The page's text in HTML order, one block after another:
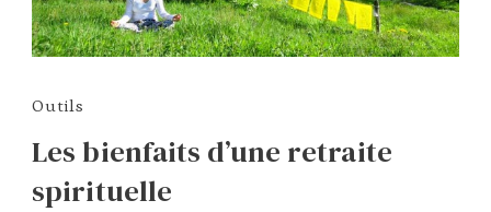
Outils
Les bienfaits d’une retraite
spirituelle